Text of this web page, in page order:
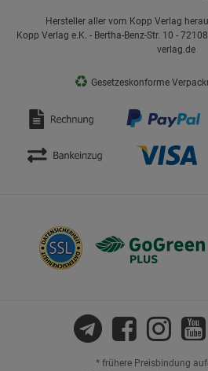
Hersteller aller vom Kopp Verlag
Kopp Verlag e.K. - Bertha-Benz-Str. 10 -
verlag.de
♻ Gesetzeskonforme
* frühere Preisbindung